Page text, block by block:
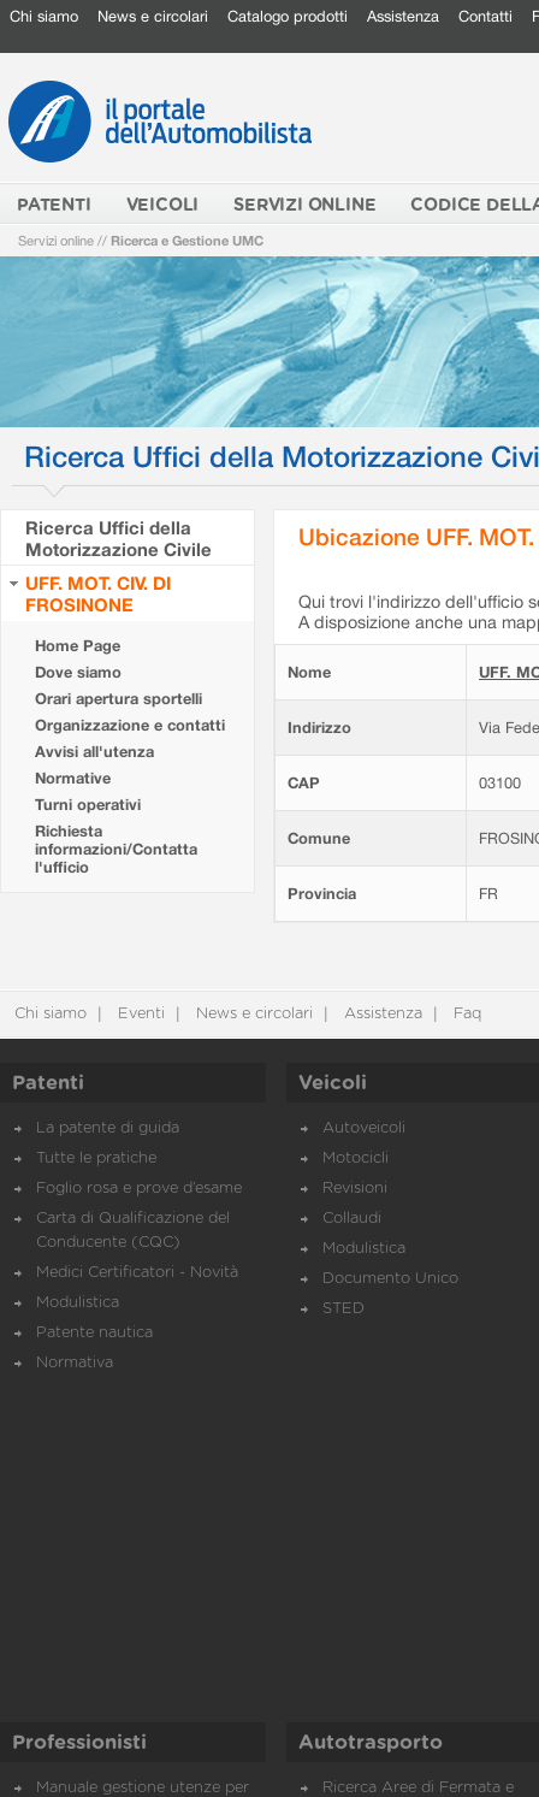
Chi siamo News e circolari Catalogo prodotti Assistenza Contatti
PATENTI VEICOLI SERVIZI ONLINE CODICE
Servizi online // Ricerca e Gestione UMC
Ricerca Uffici della Motorizzazione
Ricerca Uffici della
Motorizzazione Civile
UFF. MOT. CIV. DI
FROSINONE
Home Page
Dove siamo
Orari apertura sportelli
Organizzazione e contatti
Avvisi all'utenza
Normative
Turni operativi
Richiesta
informazioni/Contatta
l'ufficio
Ubicazione UFF.
Qui trovi l'indirizzo dell'ufficio
A disposizione anche una
Nome UFF.
Indirizzo Via
CAP 03100
Comune
Provincia FR
Chi siamo Eventi News e circolari Assistenza Faq
Patenti
La patente di guida
Tutte le pratiche
Foglio rosa e prove d’esame
Carta di Qualificazione del
Conducente (CQC)
Medici Certificatori - Novità
Modulistica
Patente nautica
Normativa
Veicoli
Autoveicoli
Motocicli
Revisioni
Collaudi
Modulistica
Documento Unico
STED
Professionisti
Manuale gestione utenze per
Autotrasporto
Ricerca Aree di Fermata e